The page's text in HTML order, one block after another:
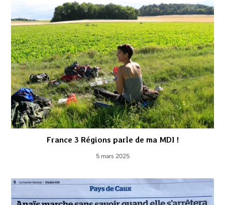
France 3 Régions parle de ma MDI !
5 mars 2025